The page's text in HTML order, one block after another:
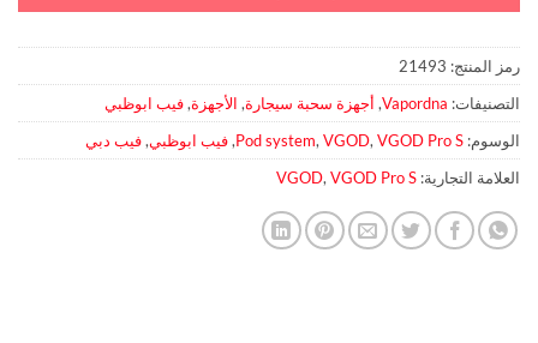
رمز المنتج: 21493
التصنيفات: Vapordna
, أجهزة سحبة سيجارة, الأجهزة,فيب ابوظبي
الوسوم:
Pod system, VGOD, VGOD Pro S
,فيب ابوظبي,فيب دبي
العلامة التجارية:
VGOD, VGOD Pro S